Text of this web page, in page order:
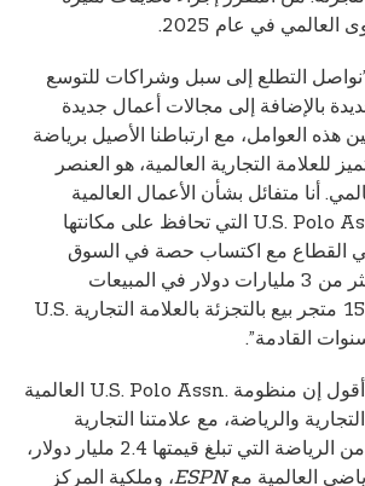
في عام 2025.
التطلع إلى سبل وشراكات للتوسع
بالإضافة إلى مجالات أعمال جديدة
هذه العوامل، مع ارتباطنا الأصيل برياضة
للعلامة التجارية العالمية، هو العنصر
أنا متفائل بشأن الأعمال العالمية
للعلامة التجارية U.S. Polo Assn.‎ التي تحافظ على مكانتها
في القطاع مع اكتساب حصة في السوق
وقدرتنا على جني أكثر من 3 مليارات دولار في المبيعات
العالمية، وتوفير 1500 متجر بيع بالتجزئة بالعلامة التجارية U.S.
”اليوم، أنا فخور بأن أقول إن منظومة U.S. Polo Assn.‎ العالمية
والرياضة، مع علامتنا التجارية
العالمية المستوحاة من الرياضة التي تبلغ قيمتها 2.4 مليار دولار،
العالمية معESPN، وملكية المركز